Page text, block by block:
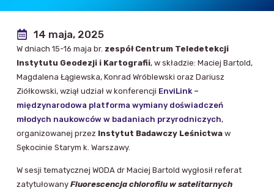
14 maja, 2025
W dniach 15-16 maja br. zespół Centrum Teledetekcji
Instytutu Geodezji i Kartografii, w składzie: Maciej Bartold,
Magdalena Łągiewska, Konrad Wróblewski oraz Dariusz
Ziółkowski, wziął udział w konferencji EnviLink –
międzynarodowa platforma wymiany doświadczeń
młodych naukowców w badaniach przyrodniczych,
organizowanej przez Instytut Badawczy Leśnictwa w
Sękocinie Starym k. Warszawy.
W sesji tematycznej WODA dr Maciej Bartold wygłosił referat
zatytułowany Fluorescencja chlorofilu w satelitarnych